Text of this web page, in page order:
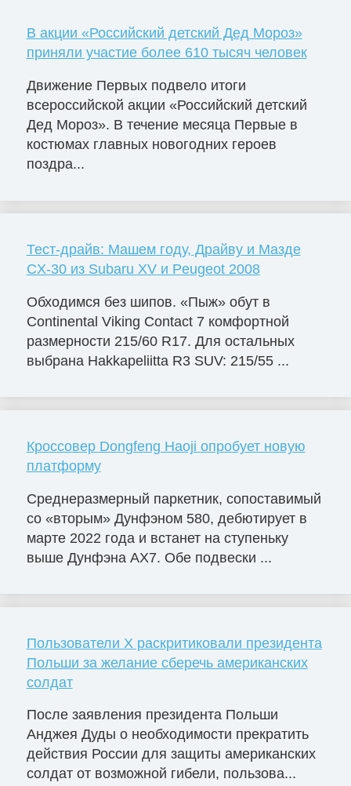
В акции «Российский детский Дед Мороз»
приняли участие более 610 тысяч человек
Движение Первых подвело итоги
всероссийской акции «Российский детский
Дед Мороз». В течение месяца Первые в
костюмах главных новогодних героев
поздра...
Тест-драйв: Машем году, Драйву и Мазде
CX-30 из Subaru XV и Peugeot 2008
Обходимся без шипов. «Пыж» обут в
Continental Viking Contact 7 комфортной
размерности 215/60 R17. Для остальных
выбрана Hakkapeliitta R3 SUV: 215/55 ...
Кроссовер Dongfeng Haoji опробует новую
платформу
Среднеразмерный паркетник, сопоставимый
со «вторым» Дунфэном 580, дебютирует в
марте 2022 года и встанет на ступеньку
выше Дунфэна AX7. Обе подвески ...
Пользователи X раскритиковали президента
Польши за желание сберечь американских
солдат
После заявления президента Польши
Анджея Дуды о необходимости прекратить
действия России для защиты американских
солдат от возможной гибели, пользова...